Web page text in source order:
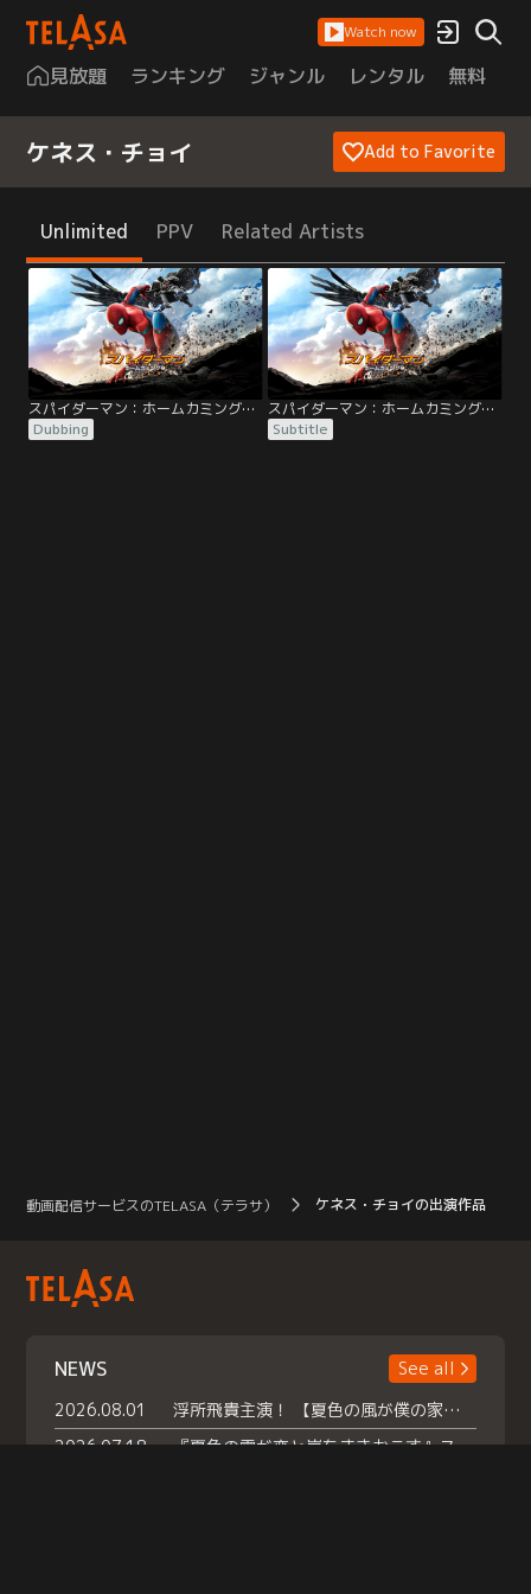
Watch now
見放題 ランキング ジャンル レンタル 無料
ケネス・チョイ Add to Favorite
Unlimited PPV Related Artists
スパイダーマン：ホームカミング／吹替【トム・ホランド＋ロバート・ダウニー・Jr】
Dubbing
スパイダーマン：ホームカミング／字幕【トム・ホランド＋ロバート・ダウニー・Jr】
Subtitle
動画配信サービスのTELASA（テラサ） ケネス・チョイの出演作品
NEWS
See all
2026.08.01
浮所飛貴主演！ 【夏色の風が僕の家にやってきた】 本日よりテラサで独占配信スタート！
2026.07.18
『夏色の雲が恋と嵐をまきおこす』スペシャルメイキング 【Part1】2026年７月18日（土）23時30分～配信スタート！話題のシーンの裏側を大公開！豪華キャスト大集合！ 『武宮家 真夏の家族会議』開催！